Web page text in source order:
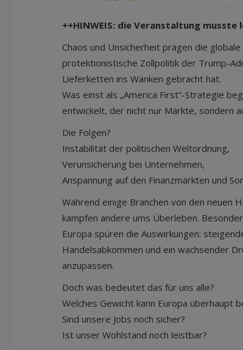
++HINWEIS: die Veranstaltung
Chaos und Unsicherheit prägen die
protektionistische Zollpolitik der Trump-
Lieferketten ins Wanken gebracht hat.
Was einst als „America First“-Strategie
entwickelt, der nicht nur Märkte, sondern
Die Folgen?
Instabilität der politischen Weltordnung,
Verunsicherung bei Unternehmen,
Anspannung auf den Finanzmärkten und
Während einige Branchen von den neuen
kämpfen andere ums Überleben.
Europa spüren die Auswirkungen:
Handelsabkommen und ein wachsender
anzupassen.
Doch was bedeutet das für uns alle?
Welches Gewicht kann Europa überhaupt
Sind unsere Jobs noch sicher?
Ist unser Wohlstand noch leistbar?